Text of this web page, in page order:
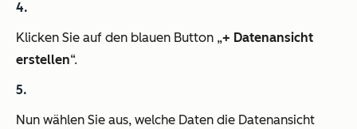
Klicken Sie auf den blauen Button „+ Datenansicht
erstellen“.
Nun wählen Sie aus, welche Daten die Datenansicht